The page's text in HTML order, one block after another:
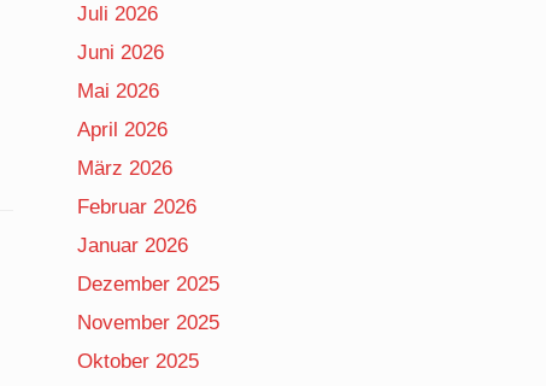
Juli 2026
Juni 2026
Mai 2026
April 2026
März 2026
Februar 2026
Januar 2026
Dezember 2025
November 2025
Oktober 2025